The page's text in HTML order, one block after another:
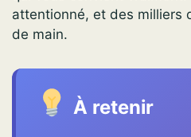
attentionné, et des milliers
de main.
À retenir